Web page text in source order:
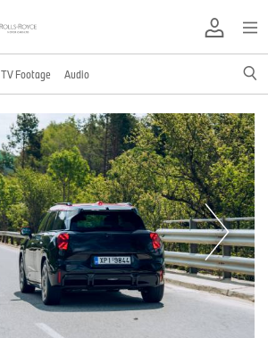
TV Footage Audio